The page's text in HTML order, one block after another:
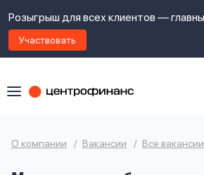
Розыгрыш для всех клиентов —
Участвовать
О компании Вакансии Все вакансии
Я